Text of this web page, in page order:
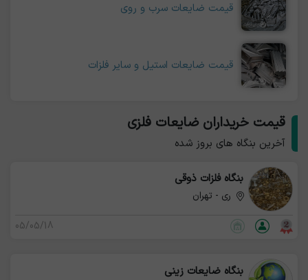
قیمت ضایعات سرب و روی
قیمت ضایعات استیل و سایر فلزات
قیمت خریداران ضایعات فلزی
آخرین بنگاه های بروز شده
بنگاه فلزات ذوقی
ری - تهران
05/05/18
بنگاه ضایعات زینی